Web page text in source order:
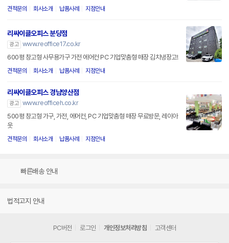
견적문의 회사소개 납품사례 지점안내
리싸이클오피스 분당점
광고 www.reoffice17.co.kr
600평 창고형 사무용가구 가전 에어컨 PC 기업맞춤형 매장 김치냉장고!
견적문의 회사소개 납품사례 지점안내
리싸이클오피스 경남양산점
광고 www.reofficeh.co.kr
500평 창고형 가구, 가전, 에어컨, PC 기업맞춤형 매장 무료방문, 레이아
웃
견적문의 회사소개 납품사례 지점안내
빠른배송 안내
법적고지 안내
PC버전 로그인 개인정보처리방침 고객센터